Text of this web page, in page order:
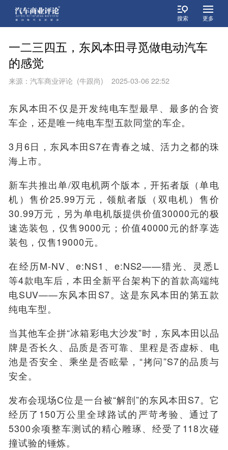
搜索 更多
一二三四五，东风本田寻觅做电动汽车
的感觉
来源：汽车商业评论 (牛跟尚) 2025-03-06 22:52
东风本田不仅是开发纯电车型最早、最多的合资
车企，还是唯一纯电车型五款同堂的车企。
3月6日，东风本田S7在青春之城、活力之都的珠
海上市。
新车共推出单/双电机两个版本 ，开拓者版（单电
机）售价25.99万元，领航者版（双电机）售价
30.99万元，另为单电机版提供价值30000元的极
速选装包，仅售9000元；价值40000元的舒享选
装包，仅售19000元。
在经历M-NV、e:NS1、e:NS2——猎光、灵悉L
等4款电车后，本田全新平台架构下的首款高端纯
电SUV——东风本田S7。这是东风本田的第五款
纯电车型。
当其他车企拼“冰箱彩电大沙发”时 ， 东风本田以品
牌是否长久、品质是否可靠、里程是否虚标、电
池是否安全、乘坐是否眩晕 ，“拷问”S7的品质与
安全。
发布会现场C位是一台被“解剖”的东风本田S7。它
经历了150万公里全球路试的严苛考验、通过了
5300余项整车测试的精心雕琢、经受了118次碰
撞试验的锤炼。